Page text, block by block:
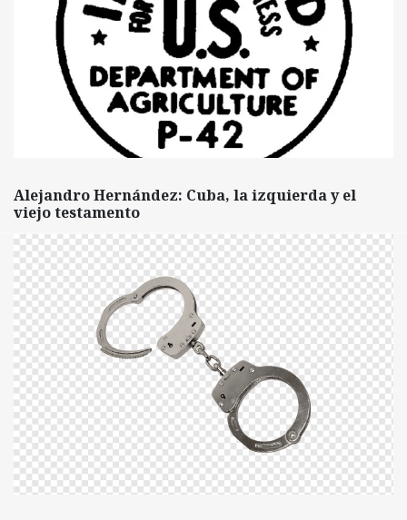
Alejandro Hernández: Cuba, la izquierda y el
viejo testamento